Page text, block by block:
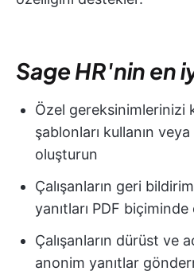
Sage HR'nin en
Özel gereksinimlerinizi
şablonları kullanın
oluşturun
Çalışanların geri
yanıtları PDF biçiminde
Çalışanların dürüst ve
anonim yanıtlar